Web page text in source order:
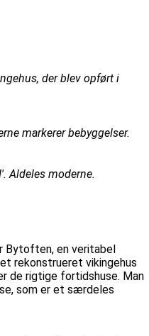
der blev opført i
markerer bebyggelser.
Aldeles moderne.
Bytoften, en veritabel
rekonstrueret vikingehus
de rigtige fortidshuse. Man
som er et særdeles